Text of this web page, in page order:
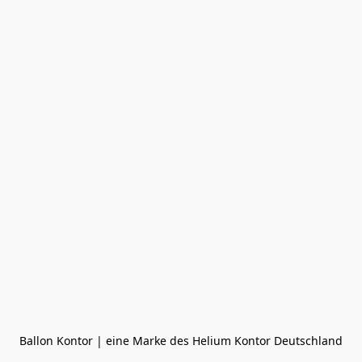
Ballon Kontor | eine Marke des Helium Kontor Deutschland